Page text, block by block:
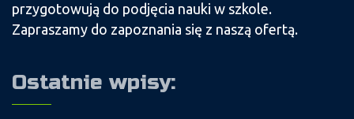
przygotowują do podjęcia nauki w szkole.
Zapraszamy do zapoznania się z naszą ofertą.
Ostatnie wpisy: